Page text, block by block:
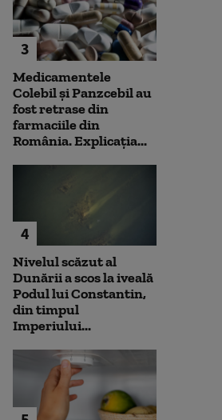
3
Medicamentele
Colebil și Panzcebil au
fost retrase din
farmaciile din
România. Explicația...
4
Nivelul scăzut al
Dunării a scos la iveală
Podul lui Constantin,
din timpul
Imperiului...